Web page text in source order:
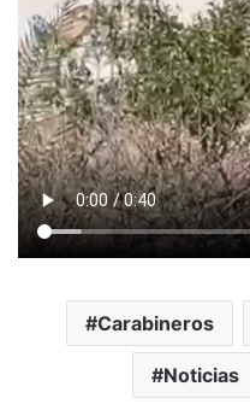
Carabineros
Noticias